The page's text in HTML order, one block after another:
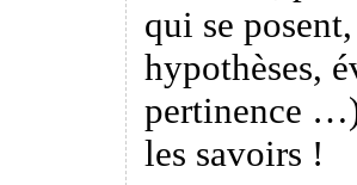
qui se
hypothèses,
pertinence
les savoirs !